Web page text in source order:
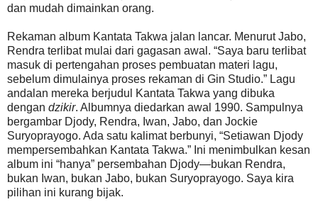
dan mudah dimainkan orang.
Rekaman album Kantata Takwa jalan lancar. Menurut Jabo,
Rendra terlibat mulai dari gagasan awal. “Saya baru terlibat
masuk di pertengahan proses pembuatan materi lagu,
sebelum dimulainya proses rekaman di Gin Studio.” Lagu
andalan mereka berjudul Kantata Takwa yang dibuka
dengan dzikir. Albumnya diedarkan awal 1990. Sampulnya
bergambar Djody, Rendra, Iwan, Jabo, dan Jockie
Suryoprayogo. Ada satu kalimat berbunyi, “Setiawan Djody
mempersembahkan Kantata Takwa.” Ini menimbulkan kesan
album ini “hanya” persembahan Djody—bukan Rendra,
bukan Iwan, bukan Jabo, bukan Suryoprayogo. Saya kira
pilihan ini kurang bijak.